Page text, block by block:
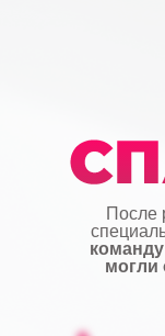
После
могли